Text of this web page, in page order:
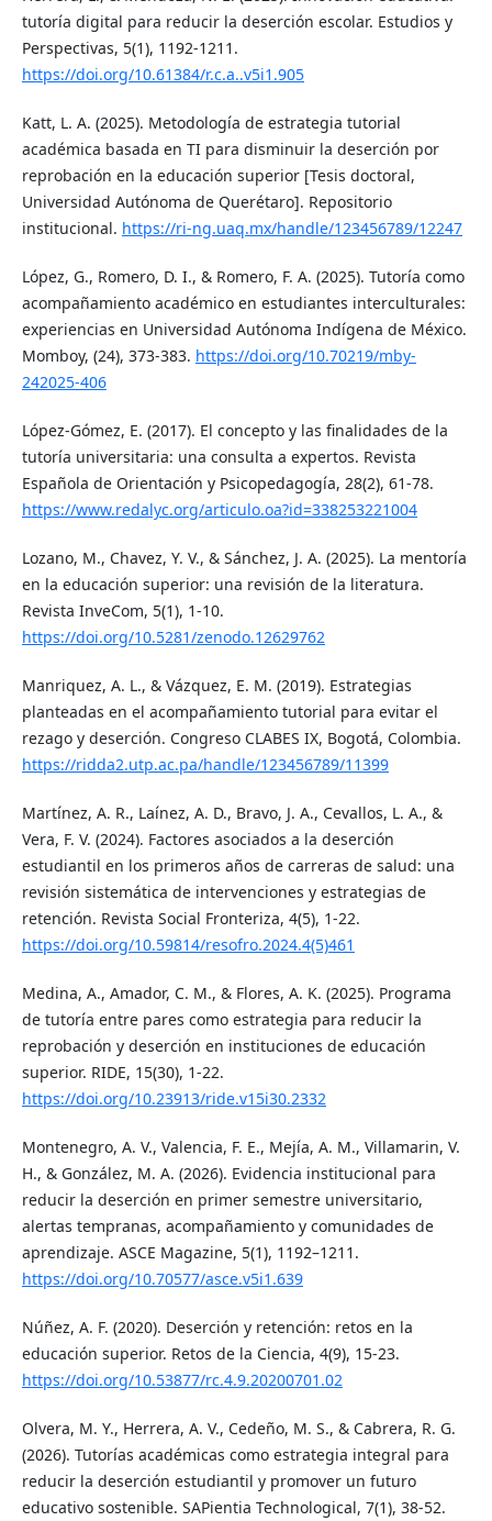
tutoría digital para reducir la deserción escolar. Estudios y
Perspectivas, 5(1), 1192-1211.
https://doi.org/10.61384/r.c.a..v5i1.905
Katt, L. A. (2025). Metodología de estrategia tutorial
académica basada en TI para disminuir la deserción por
reprobación en la educación superior [Tesis doctoral,
Universidad Autónoma de Querétaro]. Repositorio
institucional. https://ri-ng.uaq.mx/handle/123456789/12247
López, G., Romero, D. I., & Romero, F. A. (2025). Tutoría como
acompañamiento académico en estudiantes interculturales:
experiencias en Universidad Autónoma Indígena de México.
Momboy, (24), 373-383. https://doi.org/10.70219/mby-
242025-406
López-Gómez, E. (2017). El concepto y las finalidades de la
tutoría universitaria: una consulta a expertos. Revista
Española de Orientación y Psicopedagogía, 28(2), 61-78.
https://www.redalyc.org/articulo.oa?id=338253221004
Lozano, M., Chavez, Y. V., & Sánchez, J. A. (2025). La mentoría
en la educación superior: una revisión de la literatura.
Revista InveCom, 5(1), 1-10.
https://doi.org/10.5281/zenodo.12629762
Manriquez, A. L., & Vázquez, E. M. (2019). Estrategias
planteadas en el acompañamiento tutorial para evitar el
rezago y deserción. Congreso CLABES IX, Bogotá, Colombia.
https://ridda2.utp.ac.pa/handle/123456789/11399
Martínez, A. R., Laínez, A. D., Bravo, J. A., Cevallos, L. A., &
Vera, F. V. (2024). Factores asociados a la deserción
estudiantil en los primeros años de carreras de salud: una
revisión sistemática de intervenciones y estrategias de
retención. Revista Social Fronteriza, 4(5), 1-22.
https://doi.org/10.59814/resofro.2024.4(5)461
Medina, A., Amador, C. M., & Flores, A. K. (2025). Programa
de tutoría entre pares como estrategia para reducir la
reprobación y deserción en instituciones de educación
superior. RIDE, 15(30), 1-22.
https://doi.org/10.23913/ride.v15i30.2332
Montenegro, A. V., Valencia, F. E., Mejía, A. M., Villamarin, V.
H., & González, M. A. (2026). Evidencia institucional para
reducir la deserción en primer semestre universitario,
alertas tempranas, acompañamiento y comunidades de
aprendizaje. ASCE Magazine, 5(1), 1192–1211.
https://doi.org/10.70577/asce.v5i1.639
Núñez, A. F. (2020). Deserción y retención: retos en la
educación superior. Retos de la Ciencia, 4(9), 15-23.
https://doi.org/10.53877/rc.4.9.20200701.02
Olvera, M. Y., Herrera, A. V., Cedeño, M. S., & Cabrera, R. G.
(2026). Tutorías académicas como estrategia integral para
reducir la deserción estudiantil y promover un futuro
educativo sostenible. SAPientia Technological, 7(1), 38-52.